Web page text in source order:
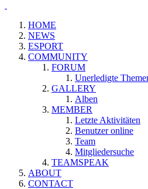
HOME
NEWS
ESPORT
COMMUNITY
FORUM
Unerledigte
GALLERY
Alben
MEMBER
Letzte Aktivitäten
Benutzer online
Team
Mitgliedersuche
TEAMSPEAK
ABOUT
CONTACT